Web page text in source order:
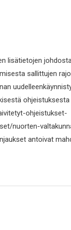
lisätietojen
sallittujen
ohjeistukset-
nuorten-
antoivat